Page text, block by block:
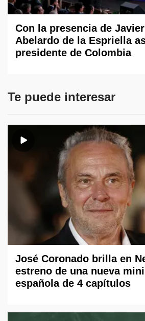
Con la presencia de
Abelardo de la Espriella
presidente de Colombia
Te puede interesar
José Coronado brilla en
estreno de una nueva
española de 4 capítulos